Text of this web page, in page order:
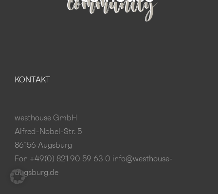
KONTAKT
westhouse GmbH
Alfred-Nobel-Str. 5
86156 Augsburg
Fon +49(0) 821 90 59 63 0 info@westhouse-
augsburg.de